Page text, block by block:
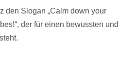
den Slogan „Calm down your
der für einen bewussten und